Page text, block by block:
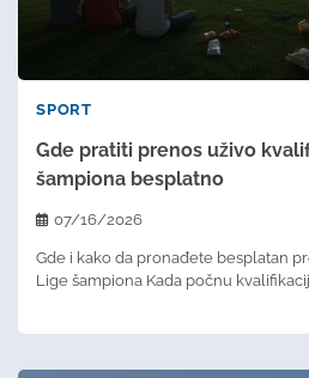
SPORT
Gde pratiti prenos uživo
šampiona besplatno
07/16/2026
Gde i kako da pronađete besplatan
Lige šampiona Kada počnu